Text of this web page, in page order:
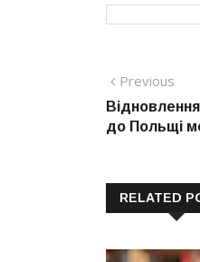
записів
Previous
до Польщі
RELATED